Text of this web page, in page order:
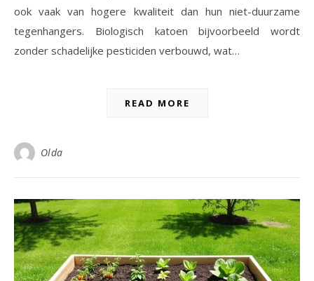
ook vaak van hogere kwaliteit dan hun niet-duurzame
tegenhangers. Biologisch katoen bijvoorbeeld wordt
zonder schadelijke pesticiden verbouwd, wat…
READ MORE
Olda